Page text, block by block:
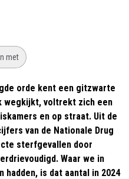
met
orde kent een gitzwarte
wegkijkt, voltrekt zich een
en op straat. Uit de
van de Nationale Drug
sterfgevallen door
Waar we in
hadden, is dat aantal in 2024